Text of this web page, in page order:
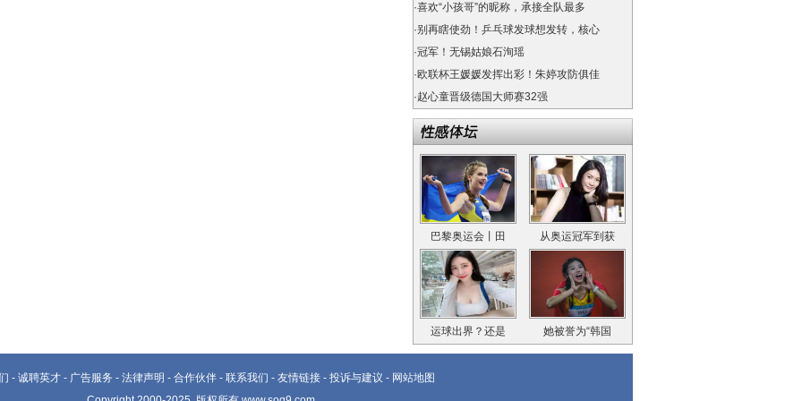
·喜欢“小孩哥”的昵称，承接全队最多
·别再瞎使劲！乒乓球发球想发转，核心
·冠军！无锡姑娘石洵瑶
·欧联杯王媛媛发挥出彩！朱婷攻防俱佳
·赵心童晋级德国大师赛32强
巴黎奥运会丨田 从奥运冠军到获
运球出界？还是 她被誉为“韩国
- 诚聘英才 - 广告服务 - 法律声明 - 合作伙伴 - 联系我们 - 友情链接 - 投诉与建议 - 网站地图